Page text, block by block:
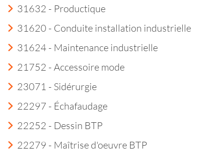
31632 - Productique
31620 - Conduite installation industrielle
31624 - Maintenance industrielle
21752 - Accessoire mode
23071 - Sidérurgie
22297 - Échafaudage
22252 - Dessin BTP
22279 - Maîtrise d'oeuvre BTP